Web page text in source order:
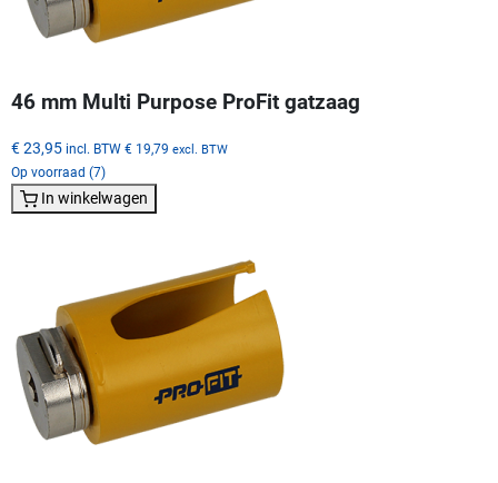
46 mm Multi Purpose ProFit gatzaag
€ 23,95 incl. BTW € 19,79 excl. BTW
Op voorraad (7)
In winkelwagen